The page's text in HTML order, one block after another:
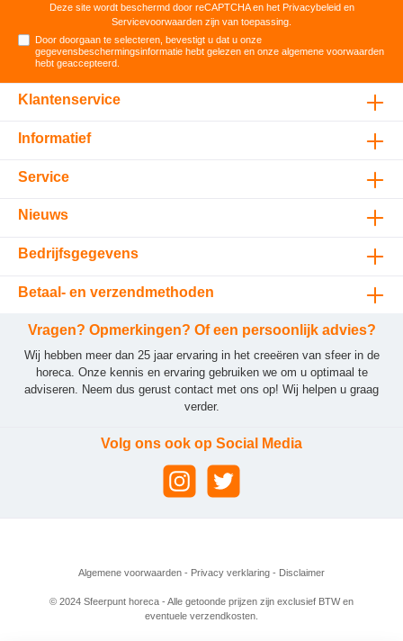
Deze site wordt beschermd door reCAPTCHA en het Privacybeleiden
Servicevoorwaarden zijn van toepassing.
Door doorgaan te selecteren, bevestigt u dat u onze
gegevensbeschermingsinformatie hebt gelezen en onzealgemene voorwaarden
hebt geaccepteerd
Klantenservice
Informatief
Service
Nieuws
Bedrijfsgegevens
Betaal- en verzendmethoden
Vragen? Opmerkingen? Of een persoonlijk advies?
Wij hebben meer dan 25 jaar ervaring in het creeëren van sfeer in de
horeca. Onze kennis en ervaring gebruiken we om u optimaal te
adviseren. Neem dus gerust contact met ons op! Wij helpen u graag
verder.
Volg ons ook op Social Media
Algemene voorwaarden - Privacy verklaring - Disclaimer
© 2024 Sfeerpunt horeca - Alle getoonde prijzen zijn exclusief BTW en
eventuele verzendkosten.